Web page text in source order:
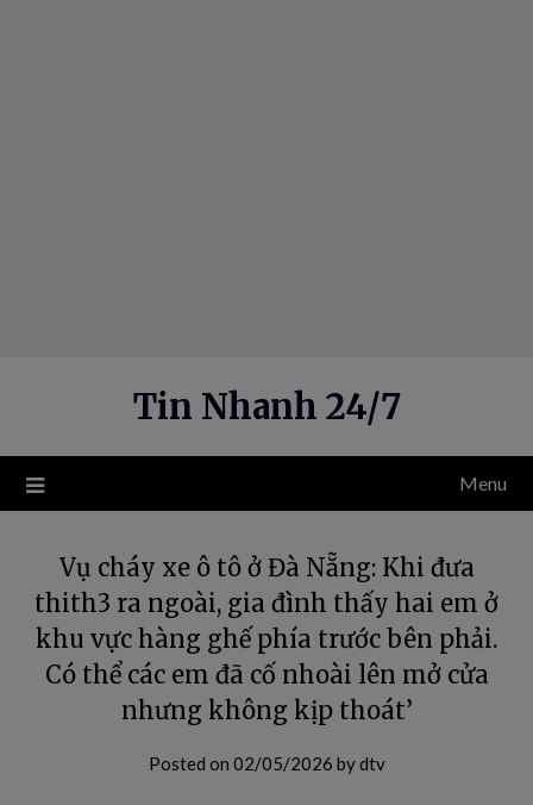
Tin Nhanh 24/7
Menu
Vụ cháy xe ô tô ở Đà Nẵng: Khi đưa
thith3 ra ngoài, gia đình thấy hai em ở
khu vực hàng ghế phía trước bên phải.
Có thể các em đã cố nhoài lên mở cửa
nhưng không kịp thoát’
Posted on 02/05/2026 bydtv